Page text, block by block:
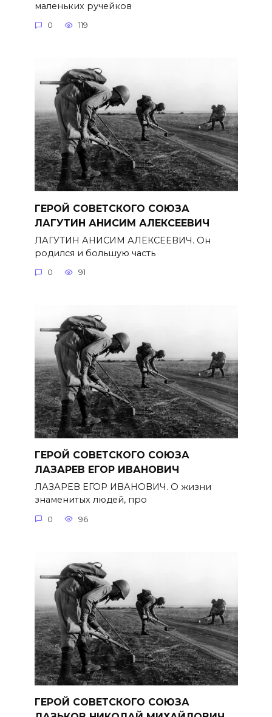
маленьких ручейков
0 119
ГЕРОЙ СОВЕТСКОГО СОЮЗА
ЛАГУТИН АНИСИМ АЛЕКСЕЕВИЧ
ЛАГУТИН АНИСИМ АЛЕКСЕЕВИЧ. Он
родился и большую часть
0 91
ГЕРОЙ СОВЕТСКОГО СОЮЗА
ЛАЗАРЕВ ЕГОР ИВАНОВИЧ
ЛАЗАРЕВ ЕГОР ИВАНОВИЧ. О жизни
знаменитых людей, про
0 96
ГЕРОЙ СОВЕТСКОГО СОЮЗА